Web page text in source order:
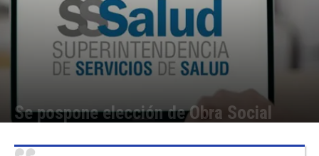
Se pospone elección de Obra Social